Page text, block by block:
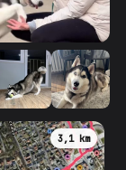
3,1 km